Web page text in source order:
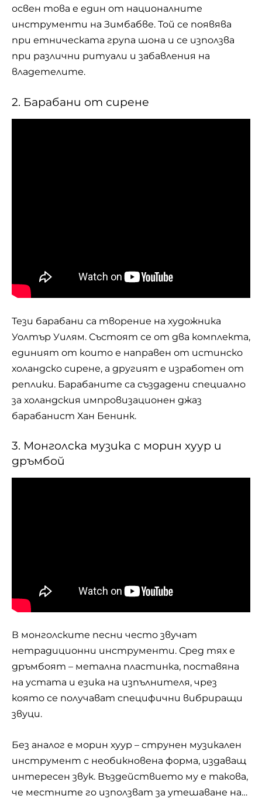
освен това е един от националните
инструменти на Зимбабве. Той се появява
при етническата група шона и се използва
при различни ритуали и забавления на
владетелите.
2. Барабани от сирене
Тези барабани са творение на художника
Уолтър Уилям. Състоят се от два комплекта,
единият от които е направен от истинско
холандско сирене, а другият е изработен от
реплики. Барабаните са създадени специално
за холандския импровизационен джаз
барабанист Хан Бенинк.
3. Монголска музика с морин хуур и
дръмбой
В монголските песни често звучат
нетрадиционни инструменти. Сред тях е
дръмбоят – метална пластинка, поставяна
на устата и езика на изпълнителя, чрез
която се получават специфични вибриращи
звуци.
Без аналог е морин хуур – струнен музикален
инструмент с необикновена форма, издаващ
интересен звук. Въздействието му е такова,
че местните го използват за утешаване на…